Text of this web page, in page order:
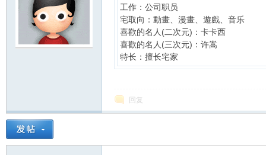
工作：公司职员
宅取向：動畫、漫畫、遊戲、音乐
喜歡的名人(二次元)：卡卡西
喜歡的名人(三次元)：许嵩
特长：擅长宅家
回复